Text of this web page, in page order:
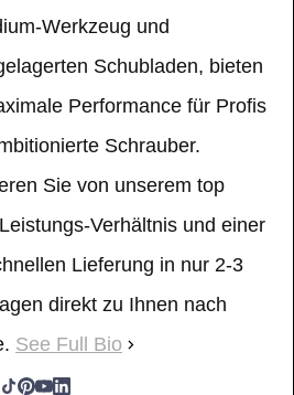
Werkzeug und
Schubladen, bieten
Performance für Profis
Schrauber.
Sie von unserem top
Verhältnis und einer
Lieferung in nur 2-3
direkt zu Ihnen nach
See Full Bio